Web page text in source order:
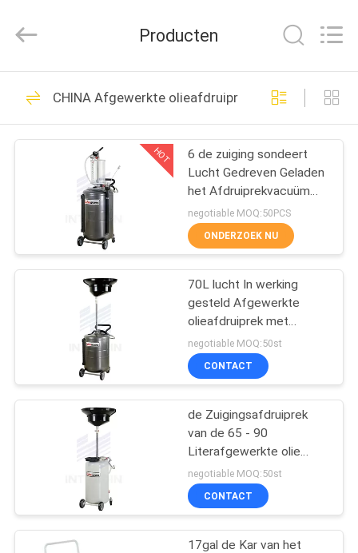
HUIS
PRODUCTEN
ONS
FABRIEKSRONDLEIDING
KWALITEITSCONTROLE
CONTACT
OP
Pneumatische
Oliepomp
27
Pneumatische
Vetpomp
17
De digitale Klep van
de Oliecontrole
Producten
CHINA Afgewerkte olieafdruiprek
HOT
6 de zuiging sondeert
Lucht Gedreven Geladen
het Afdruiprekvacuüm
van de
Workshopafgewerkte
olie
negotiable MOQ:50PCS
ONDERZOEK NU
70L lucht In werking
gesteld Afgewerkte
olieafdruiprek met
Uitbreidingstrechter en
Intergrative-
Hulpmiddeldienblad
negotiable MOQ:50st
CONTACT
de Zuigingsafdruiprek
van de 65 - 90
Literafgewerkte olie
door Ernst, Lucht In
werking gestelde
Olietrekker
negotiable MOQ:50st
CONTACT
17gal de Kar van het